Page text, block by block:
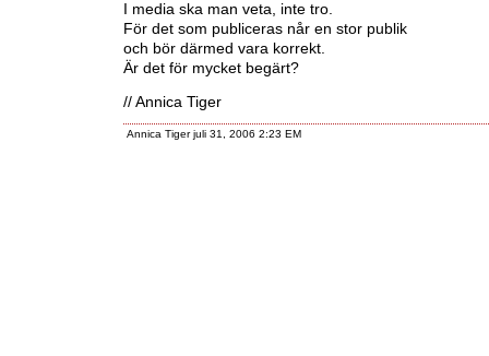
I media ska man veta, inte tro.
För det som publiceras når en stor publik
och bör därmed vara korrekt.
Är det för mycket begärt?
// Annica Tiger
Annica Tiger juli 31, 2006 2:23 EM